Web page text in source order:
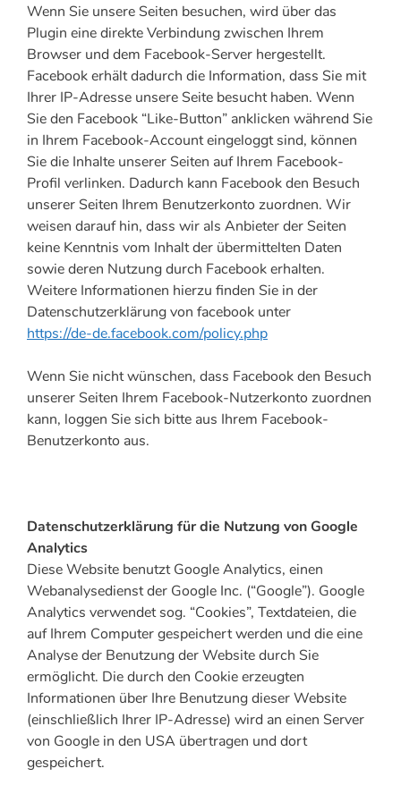
Wenn Sie unsere Seiten besuchen, wird über das
Plugin eine direkte Verbindung zwischen Ihrem
Browser und dem Facebook-Server hergestellt.
Facebook erhält dadurch die Information, dass Sie mit
Ihrer IP-Adresse unsere Seite besucht haben. Wenn
Sie den Facebook “Like-Button” anklicken während Sie
in Ihrem Facebook-Account eingeloggt sind, können
Sie die Inhalte unserer Seiten auf Ihrem Facebook-
Profil verlinken. Dadurch kann Facebook den Besuch
unserer Seiten Ihrem Benutzerkonto zuordnen. Wir
weisen darauf hin, dass wir als Anbieter der Seiten
keine Kenntnis vom Inhalt der übermittelten Daten
sowie deren Nutzung durch Facebook erhalten.
Weitere Informationen hierzu finden Sie in der
Datenschutzerklärung von facebook unter
https://de-de.facebook.com/policy.php
Wenn Sie nicht wünschen, dass Facebook den Besuch
unserer Seiten Ihrem Facebook-Nutzerkonto zuordnen
kann, loggen Sie sich bitte aus Ihrem Facebook-
Benutzerkonto aus.
Datenschutzerklärung für die Nutzung von Google
Analytics
Diese Website benutzt Google Analytics, einen
Webanalysedienst der Google Inc. (“Google”). Google
Analytics verwendet sog. “Cookies”, Textdateien, die
auf Ihrem Computer gespeichert werden und die eine
Analyse der Benutzung der Website durch Sie
ermöglicht. Die durch den Cookie erzeugten
Informationen über Ihre Benutzung dieser Website
(einschließlich Ihrer IP-Adresse) wird an einen Server
von Google in den USA übertragen und dort
gespeichert.